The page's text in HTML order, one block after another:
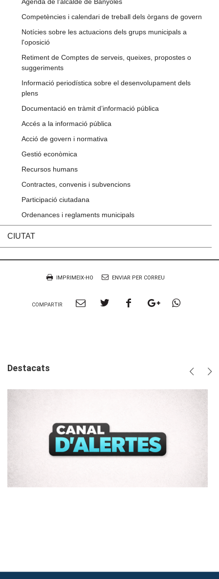
Agenda de l'alcalde de Banyoles
Competències i calendari de treball dels òrgans de govern
Notícies sobre les actuacions dels grups municipals a
l'oposició
Retiment de Comptes de serveis, queixes, propostes o
suggeriments
Informació periodística sobre el desenvolupament dels
plens
Documentació en tràmit d’informació pública
Accés a la informació pública
Acció de govern i normativa
Gestió econòmica
Recursos humans
Contractes, convenis i subvencions
Participació ciutadana
Ordenances i reglaments municipals
CIUTAT
Document
IMPRIMEIX-HO ENVIAR PER CORREU
COMPARTIR
CompartirCompartirCompartirCompartir
Destacats